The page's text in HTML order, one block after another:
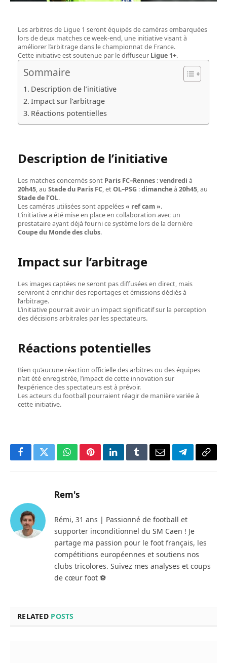
Les arbitres de Ligue 1 seront équipés de caméras embarquées
lors de deux matches ce week-end, une initiative visant à
améliorer l’arbitrage dans le championnat de France.
Cette initiative est soutenue par le diffuseur Ligue 1+.
Sommaire
Description de l’initiative
Impact sur l’arbitrage
Réactions potentielles
Description de l’initiative
Les matches concernés sont Paris FC–Rennes :vendredi à
20h45, au Stade du Paris FC, etOL–PSG :dimancheà 20h45, au
Stade de l’OL.
Les caméras utilisées sont appelées« ref cam ».
L’initiative a été mise en place en collaboration avec un
prestataire ayant déjà fourni ce système lors de la dernière
Coupe du Monde des clubs.
Impact sur l’arbitrage
Les images captées ne seront pas diffusées en direct, mais
serviront à enrichir des reportages et émissions dédiés à
l’arbitrage.
L’initiative pourrait avoir un impact significatif sur la perception
des décisions arbitrales par les spectateurs.
Réactions potentielles
Bien qu’aucune réaction officielle des arbitres ou des équipes
n’ait été enregistrée, l’impact de cette innovation sur
l’expérience des spectateurs est à prévoir.
Les acteurs du football pourraient réagir de manière variée à
cette initiative.
FacebookTwitterWhatsAppPinterestLinkedInTumblrEmailTelegram
Copy
Rem's
Rémi, 31 ans | Passionné de football et
supporter inconditionnel du SM Caen ! Je
partage ma passion pour le foot français, les
compétitions européennes et soutiens nos
clubs tricolores. Suivez mes analyses et coups
de cœur foot ⚽
RELATED POSTS